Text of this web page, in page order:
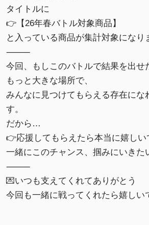
タイトルに
👉【26年春バトル対象商品】
と入っている商品が集計対象になり
⸻
今回、もしこのバトルで結果を出せ
もっと大きな場所で、
みんなに見つけてもらえる存在にな
す。
だから…
👉応援してもらえたら本当に嬉しい
一緒にこのチャンス、掴みにいきた
⸻
💌いつも支えてくれてありがとう
今回も一緒に戦ってくれたら嬉し